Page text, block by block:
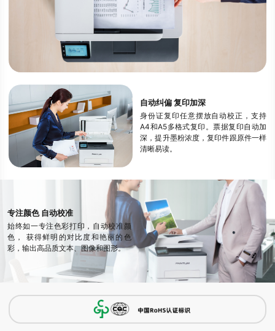
自动纠偏 复印加深
身份证复印任意摆放自动校正，支持
A4和A5多格式复印。票据复印自动加
深，提升墨粉浓度，复印件跟原件一样
清晰易读。
专注颜色 自动校准
始终如一专注色彩打印，自动校准颜
色， 获得鲜明的对比度和艳丽的色
彩，输出高品质文本、图像和图形。